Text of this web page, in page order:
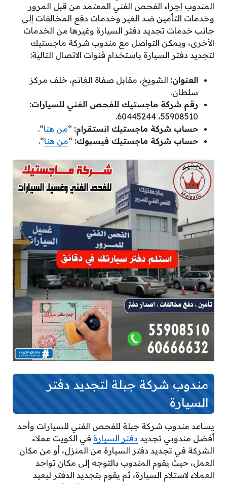
المندوب إجراء الفحص الفني المعتمد من قبل المرور
وخدمات التأمين ضد الغير وخدمات دفع المخالفات إلى
جانب خدمات تجديد دفتر السيارة وغيرها من الخدمات
الأخرى، ويمكن التواصل مع مندوب شركة ماجستيك
لتجديد دفتر السيارة باستخدام قنوات الاتصال التالية:
العنوان: الشويخ، مقابل صفاة الغانم، خلف مركز
سلطان.
رقم شركة ماجستيك للفحص الفني للسيارات:
55908510، 60445244.
حساب شركة ماجستيك انستقرام: “من هنا“.
حساب شركة ماجستيك فيسبوك: “من هنا“.
مندوب شركة جبلة لتجديد دفتر
السيارة
يساعد مندوب شركة جبلة للفحص الفني للسيارات وأحد
أفضل مندوبي تجديد دفتر السيارة في الكويت عملاء
الشركة في تجديد دفتر السيارة من المنزل، أو من مكان
العمل، حيث يقوم المندوب بالتوجه إلى مكان تواجد
العملاء لاستلام السيارة، ثم يقوم بتجديد الدفتر ليعيد